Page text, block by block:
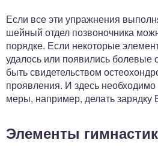
Если все эти упражнения
шейный отдел позвоночника
порядке. Если некоторые
удалось или появились
быть свидетельством
проявления. И здесь
меры, например, делать зарядку
Элементы